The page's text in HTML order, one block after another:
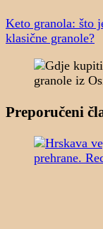
Keto granola: što
klasične granole?
Preporučeni